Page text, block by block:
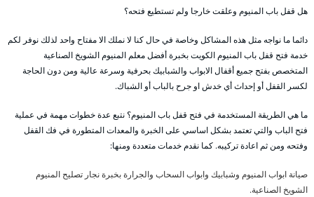
هل قفل باب المنيوم وعلقت خارجا ولم تستطيع فتحه؟
دائما ما نواجه مثل هذه المشاكل وخاصة في حال كنا لا نملك الا مفتاح واحد لذلك نوفر لكم
خدمة فتح قفل باب المنيوم الكويت بخبرة أفضل معلم المنيوم الشويخ الصناعية
المتخصص بفتح جميع أقفال الابواب والشبابيك بحرفية وسرعة عالية ومن دون الحاجة
لكسر القفل أو إحداث أي خدش او جرح بالباب أو الشباك.
ما هي الطريقة المستخدمة في فتح قفل باب المنيوم؟ نتبع عدة خطوات مهمة في عملية
فتح الباب والتي تعتمد بشكل اساسي على الخبرة والمعدات المتطورة في فك القفل
وفتحه ومن ثم اعادة تركيبه. كما نقدم خدمات متعددة ومنها:
صيانة ابواب المنيوم وشبابيك وابواب السحاب والجرارة بخبرة نجار تصليح المنيوم
الشويخ الصناعية.